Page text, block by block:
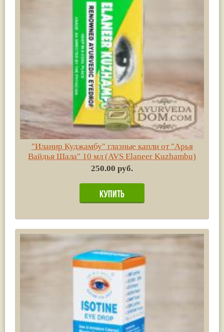
"Иланир Куджамбу" глазные капли от "Арья
Вайдья Шала" 10 мл (AVS Elaneer Kuzhambu)
250.00 руб.